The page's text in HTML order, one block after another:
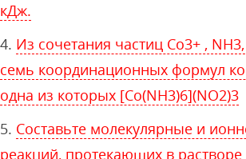
кДж.
Из сочетания частиц Со3+ ,
семь координационных формул
одна из которых [Со(NН3)6](NO2)3
Составьте молекулярные и
реакций, протекающих в